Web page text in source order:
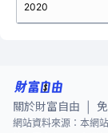
2020
關於財富自由
網站資料來源：本網